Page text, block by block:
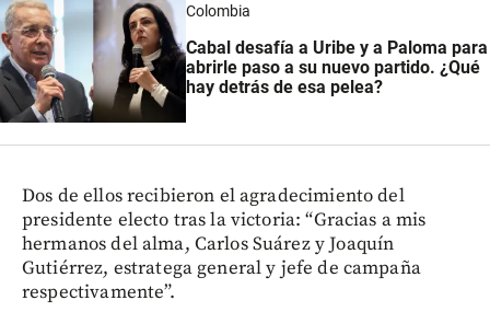
Colombia
Cabal desafía a Uribe y a Paloma para
abrirle paso a su nuevo partido. ¿Qué
hay detrás de esa pelea?
Dos de ellos recibieron el agradecimiento del
presidente electo tras la victoria: “Gracias a mis
hermanos del alma, Carlos Suárez y Joaquín
Gutiérrez, estratega general y jefe de campaña
respectivamente”.